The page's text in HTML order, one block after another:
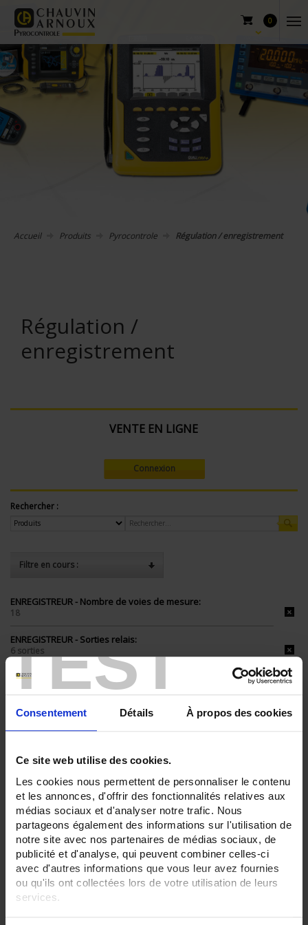
TEST
Consentement Détails À propos des cookies
Ce site web utilise des cookies.
Les cookies nous permettent de personnaliser le contenu
et les annonces, d'offrir des fonctionnalités relatives aux
médias sociaux et d'analyser notre trafic. Nous
partageons également des informations sur l'utilisation de
notre site avec nos partenaires de médias sociaux, de
publicité et d'analyse, qui peuvent combiner celles-ci
avec d'autres informations que vous leur avez fournies
ou qu'ils ont collectées lors de votre utilisation de leurs
services.
0
Accueil Produits Pyrocontrole Régulation / enregistrement
Régulation /
enregistrement
VENTE EN LIGNE
Connexion
Rechercher :
Filtre en cours :
ENREGISTREUR - Nombre de voies de mesure:
18
ENREGISTREUR - Sorties relais:
6 sorties
ENREGISTREUR - Sorties analogiques:
ENREGISTREUR - Math:
ENREGISTREUR - Communication:
Modbus Maître
ENREGISTREUR - 21CFR:
FDA 21 CFR Part 11
ENREGISTREUR - Montage:
En armoire
Version portable (poignée)
TOUT SUPPRIMER